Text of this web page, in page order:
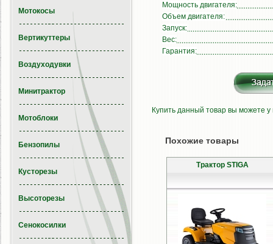
Мощность двигателя:
Объем двигателя:
Запуск:
Вес:
Гарантия:
Купить данный товар вы можете
Похожие товары
Трактор STIGA
Мотокосы
Вертикуттеры
Воздуходувки
Минитрактор
Мотоблоки
Бензопилы
Кусторезы
Высоторезы
Сенокосилки